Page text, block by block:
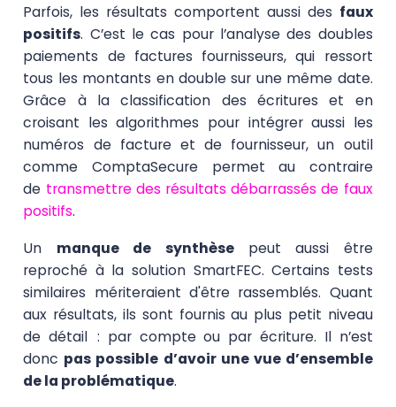
Parfois, les résultats comportent aussi des faux
positifs. C’est le cas pour l’analyse des doubles
paiements de factures fournisseurs, qui ressort
tous les montants en double sur une même date.
Grâce à la classification des écritures et en
croisant les algorithmes pour intégrer aussi les
numéros de facture et de fournisseur, un outil
comme ComptaSecure permet au contraire
de transmettre des résultats débarrassés de faux
positifs.
Un
manque de synthèse
peut aussi être
reproché à la solution SmartFEC. Certains tests
similaires mériteraient d'être rassemblés. Quant
aux résultats, ils sont fournis au plus petit niveau
de détail : par compte ou par écriture. Il n’est
donc pas possible d’avoir une vue d’ensemble
de la problématique.